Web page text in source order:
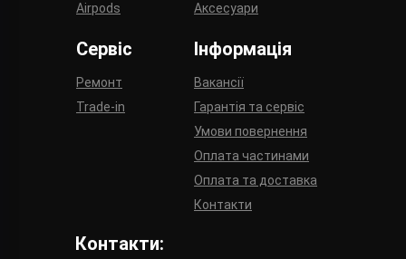
Airpods
Аксесуари
Сервіс
Ремонт
Trade-in
Інформація
Вакансії
Гарантія та сервіс
Умови повернення
Оплата та доставка
Оплата частинами
Контакти
Контакти: